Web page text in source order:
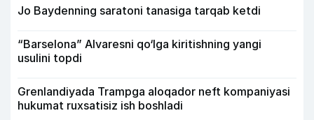
Jo Baydenning saratoni tanasiga tarqab ketdi
“Barselona” Alvaresni qo‘lga kiritishning yangi
usulini topdi
Grenlandiyada Trampga aloqador neft kompaniyasi
hukumat ruxsatisiz ish boshladi